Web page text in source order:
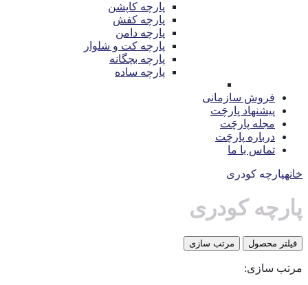
پارچه کاپشن
پارچه کفش
پارچه دامن
پارچه کت و شلوار
پارچه بچگانه
پارچه ساده
فروش سازمانی
پیشنهاد پارچَت
مجله پارچَت
درباره پارچَت
تماس با ما
خانهپارچه کودری
پارچه کودری
فیلتر محصول مرتب سازی
مرتب سازی: